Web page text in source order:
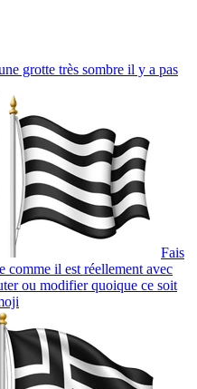
grotte très sombre il y a pas
Fais
comme il est réellement avec
ou modifier quoique ce soit